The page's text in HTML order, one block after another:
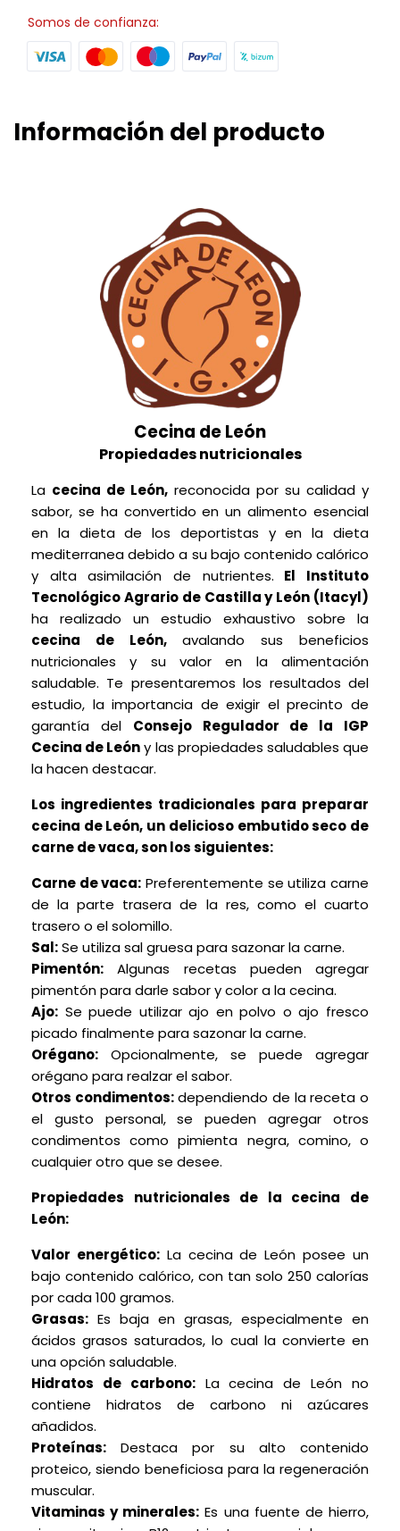
Somos de confianza:
Información del producto
Cecina de León
Propiedades nutricionales
La cecina de León, reconocida por su calidad y
sabor, se ha convertido en un alimento esencial
en la dieta de los deportistas y en la dieta
mediterranea debido a su bajo contenido calórico
y alta asimilación de nutrientes. El Instituto
Tecnológico Agrario de Castilla y León (Itacyl)
ha realizado un estudio exhaustivo sobre la
cecina de León,avalando sus beneficios
nutricionales y su valor en la alimentación
saludable. Te presentaremos los resultados del
estudio, la importancia de exigir el precinto de
garantía del Consejo Regulador de la IGP
Cecina de Leóny las propiedades saludables que
la hacen destacar.
Los ingredientes tradicionales para preparar
cecina de León, un delicioso embutido seco de
carne de vaca, son los siguientes:
Carne de vaca: Preferentemente se utiliza carne
de la parte trasera de la res, como el cuarto
trasero o el solomillo.
Sal:Se utiliza sal gruesa para sazonar la carne.
Pimentón: Algunas recetas pueden agregar
pimentón para darle sabor y color a la cecina.
Ajo: Se puede utilizar ajo en polvo o ajo fresco
picado finalmente para sazonar la carne.
Orégano: Opcionalmente, se puede agregar
orégano para realzar el sabor.
Otros condimentos:dependiendo de la receta o
el gusto personal, se pueden agregar otros
condimentos como pimienta negra, comino, o
cualquier otro que se desee.
Propiedades nutricionales de la cecina de
León:
Valor energético:La cecina de León posee un
bajo contenido calórico, con tan solo 250 calorías
por cada 100 gramos.
Grasas: Es baja en grasas, especialmente en
ácidos grasos saturados, lo cual la convierte en
una opción saludable.
Hidratos de carbono:La cecina de León no
contiene hidratos de carbono ni azúcares
añadidos.
Proteínas: Destaca por su alto contenido
proteico, siendo beneficiosa para la regeneración
muscular.
Vitaminas y minerales: Es una fuente de hierro,